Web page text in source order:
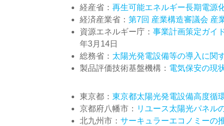
経産省： 再生可能エネルギー長期電源
経済産業省： 第7回 産業構造審議会 産
資源エネルギー庁： 事業計画策定ガイ
年3月14日
総務省： 太陽光発電設備等の導入に関
製品評価技術基盤機構： 電気保安の現
東京都： 東京都太陽光発電設備高度循
京都府八幡市： リユース太陽光パネル
北九州市： サーキュラーエコノミーの